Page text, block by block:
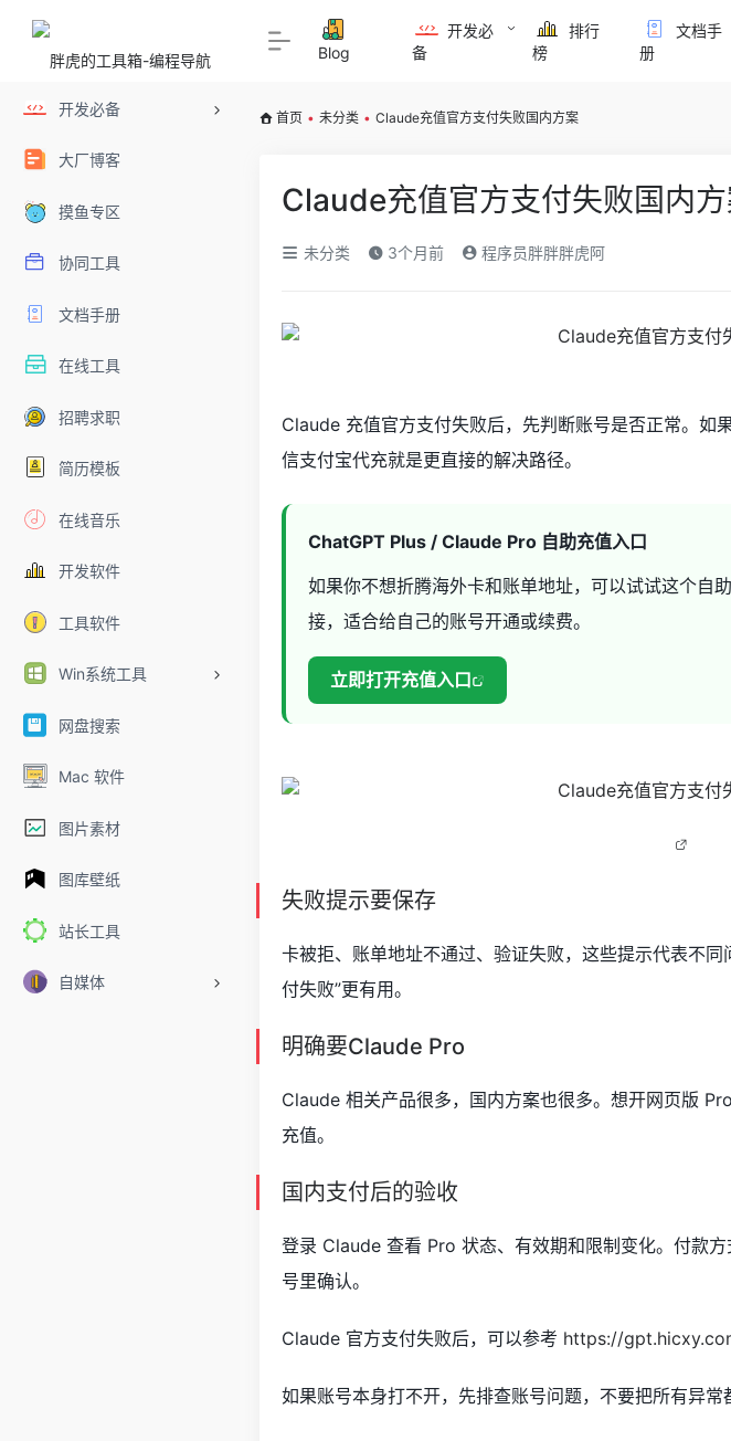
开发必备
大厂博客
摸鱼专区
协同工具
文档手册
在线工具
招聘求职
简历模板
在线音乐
开发软件
工具软件
Win系统工具
网盘搜索
Mac 软件
图片素材
图库壁纸
站长工具
自媒体
Blog
开发必
备
排行
榜
文档手
册
首页 • 未分类 • Claude充值官方支付失败国内方案
Claude充值官方支付失败国内
未分类 3个月前 程序员胖胖胖虎阿
Claude 充值官方支付失败后，先判断账号是否正常。如
信支付宝代充就是更直接的解决路径。
ChatGPT Plus / Claude Pro 自助充值入口
如果你不想折腾海外卡和账单地址，可以试试这个自
接，适合给自己的账号开通或续费。
立即打开充值入口
失败提示要保存
卡被拒、账单地址不通过、验证失败，这些提示代表不
付失败”更有用。
明确要Claude Pro
Claude 相关产品很多，国内方案也很多。想开网页版
充值。
国内支付后的验收
登录 Claude 查看 Pro 状态、有效期和限制变化。付款
号里确认。
Claude 官方支付失败后，可以参考 https://
如果账号本身打不开，先排查账号问题，不要把所有异常